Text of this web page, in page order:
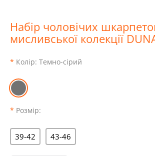
Набір чоловічих
мисливської колекції
Колір: Темно-сірий
Розмір:
39-42 43-46